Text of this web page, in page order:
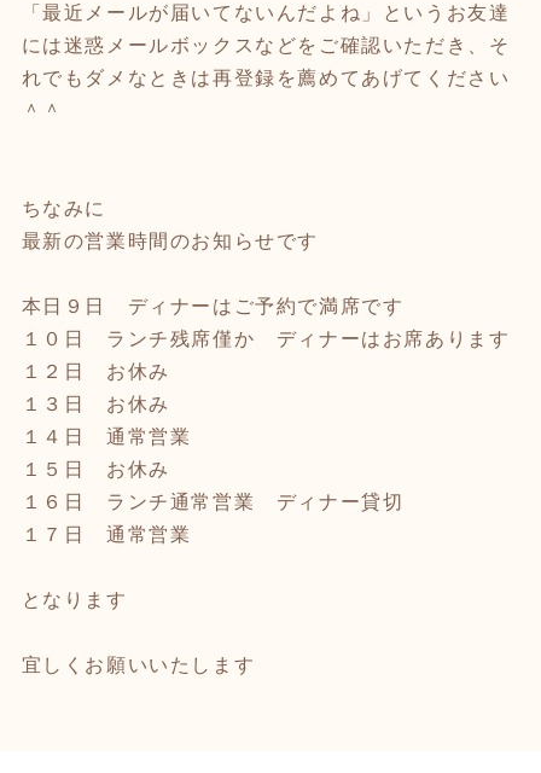
「最近メールが届いてないんだよね」というお友達
には迷惑メールボックスなどをご確認いただき、そ
れでもダメなときは再登録を薦めてあげてください
＾＾
ちなみに
最新の営業時間のお知らせです
本日９日 ディナーはご予約で満席です
１０日 ランチ残席僅か ディナーはお席あります
１２日 お休み
１３日 お休み
１４日 通常営業
１５日 お休み
１６日 ランチ通常営業 ディナー貸切
１７日 通常営業
となります
宜しくお願いいたします